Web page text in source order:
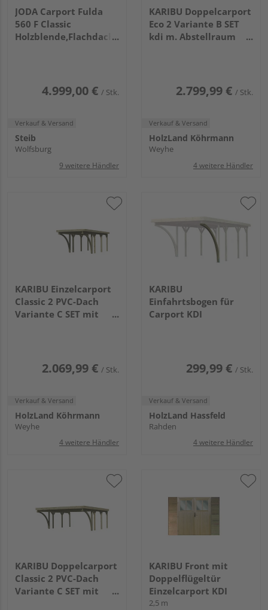
JODA Carport Fulda
560 F Classic
Holzblende,Flachdach
4.999,00 € / Stk.
Verkauf & Versand
Steib
Wolfsburg
9 weitere Händler
KARIBU Doppelcarport
Eco 2 Variante B SET
kdi m. Abstellraum
2.799,99 € / Stk.
Verkauf & Versand
HolzLand Köhrmann
Weyhe
4 weitere Händler
KARIBU Einzelcarport
Classic 2 PVC-Dach
Variante C SET mit
2.069,99 € / Stk.
Verkauf & Versand
HolzLand Köhrmann
Weyhe
4 weitere Händler
KARIBU
Einfahrtsbogen für
Carport KDI
299,99 € / Stk.
Verkauf & Versand
HolzLand Hassfeld
Rahden
4 weitere Händler
KARIBU Doppelcarport
Classic 2 PVC-Dach
Variante C SET mit
KARIBU Front mit
Doppelflügeltür
Einzelcarport KDI
2,5 m